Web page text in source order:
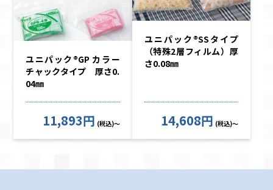
ユニパック®GP カラー
チャックタイプ 厚さ0.
04㎜
11,893円 (税込)～
ユニパック®SSタイプ
（特殊2層フィルム）厚
さ0.08㎜
14,608円 (税込)～